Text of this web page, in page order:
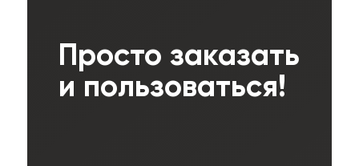
Просто заказать
и пользоваться!